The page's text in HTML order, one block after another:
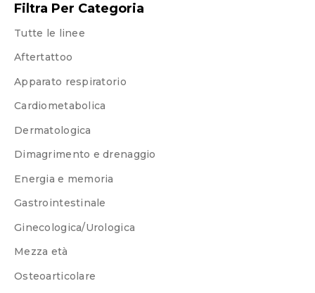
Filtra Per Categoria
Tutte le linee
Aftertattoo
Apparato respiratorio
Cardiometabolica
Dermatologica
Dimagrimento e drenaggio
Energia e memoria
Gastrointestinale
Ginecologica/Urologica
Mezza età
Osteoarticolare